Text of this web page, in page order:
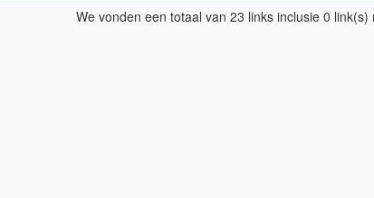
We vonden een totaal van 23 links inclusie 0 link(s)